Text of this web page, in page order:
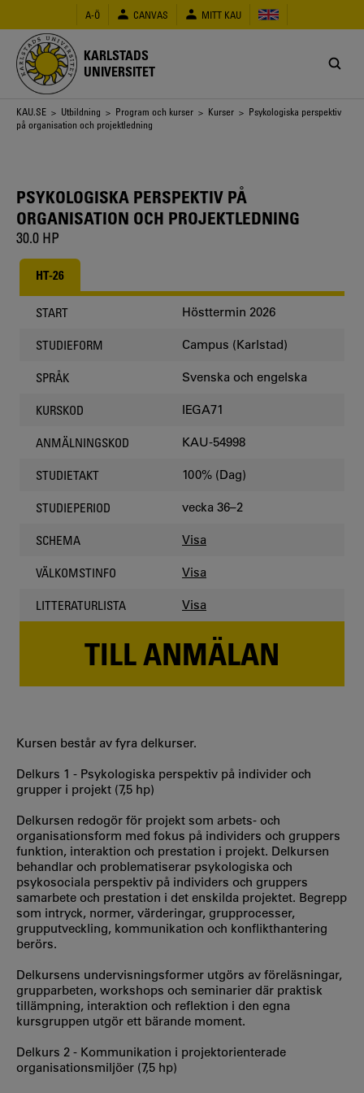
huvudinnehåll
A-Ö CANVAS MITT KAU
KARLSTADS
UNIVERSITET
Länkstig
KAU.SE > Utbildning > Program och kurser > Kurser > Psykologiska perspektiv
på organisation och projektledning
PSYKOLOGISKA PERSPEKTIV PÅ
ORGANISATION OCH PROJEKTLEDNING
30.0 HP
HT-26
START Hösttermin 2026
STUDIEFORM Campus (Karlstad)
SPRÅK Svenska och engelska
KURSKOD IEGA71
ANMÄLNINGSKOD KAU-54998
STUDIETAKT 100% (Dag)
STUDIEPERIOD vecka 36–2
SCHEMA Visa
VÄLKOMSTINFO Visa
LITTERATURLISTA Visa
TILL ANMÄLAN
Kursen består av fyra delkurser.
Delkurs 1 - Psykologiska perspektiv på individer och
grupper i projekt (7,5 hp)
Delkursen redogör för projekt som arbets- och
organisationsform med fokus på individers och gruppers
funktion, interaktion och prestation i projekt. Delkursen
behandlar och problematiserar psykologiska och
psykosociala perspektiv på individers och gruppers
samarbete och prestation i det enskilda projektet. Begrepp
som intryck, normer, värderingar, grupprocesser,
grupputveckling, kommunikation och konflikthantering
berörs.
Delkursens undervisningsformer utgörs av föreläsningar,
grupparbeten, workshops och seminarier där praktisk
tillämpning, interaktion och reflektion i den egna
kursgruppen utgör ett bärande moment.
Delkurs 2 - Kommunikation i projektorienterade
organisationsmiljöer (7,5 hp)